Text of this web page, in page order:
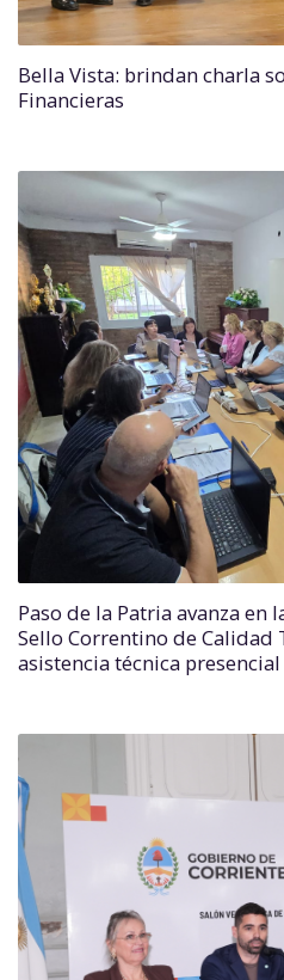
Bella Vista: brindan charla
Financieras
Paso de la Patria avanza
Sello Correntino de
asistencia técnica presencial